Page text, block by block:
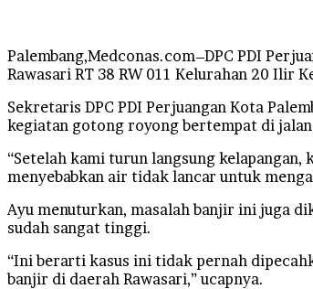
Palembang,Medconas.com–DPC PDI
Rawasari RT 38 RW 011 Kelurahan 20 Ilir
Sekretaris DPC PDI Perjuangan Kota
kegiatan gotong royong bertempat di jalan
“Setelah kami turun langsung
menyebabkan air tidak lancar untuk
Ayu menuturkan, masalah banjir ini juga
sudah sangat tinggi.
“Ini berarti kasus ini tidak pernah
banjir di daerah Rawasari,” ucapnya.